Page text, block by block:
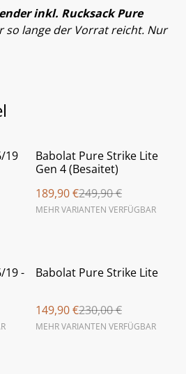
inkl. Rucksack Pure
so lange der Vorrat reicht. Nur
19
%
Babolat Pure Strike Lite
Gen 4 (Besaitet)
189,90 €249,90 €
MEHR VARIANTEN VERFÜGBAR
19 -
%
Babolat Pure Strike Lite
149,90 €230,00 €
MEHR VARIANTEN VERFÜGBAR